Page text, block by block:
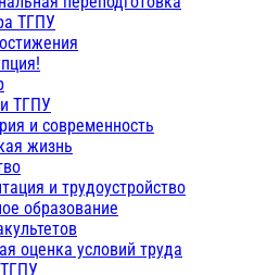
ТГПУ
ТГПУ
и современность
жизнь
и трудоустройство
образование
оценка условий труда